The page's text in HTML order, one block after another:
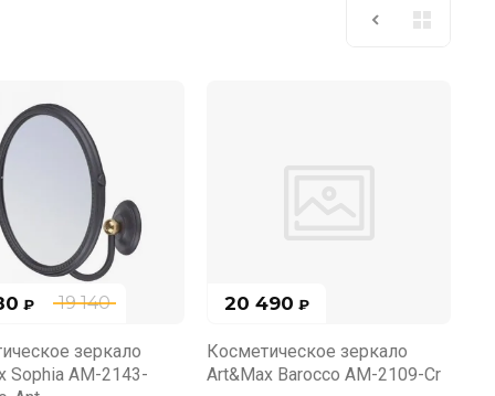
19 140
₽
зеркало
Sophia AM-2143-
20 490 ₽
Косметическое зеркало
Art&Max Barocco AM-2109-Cr